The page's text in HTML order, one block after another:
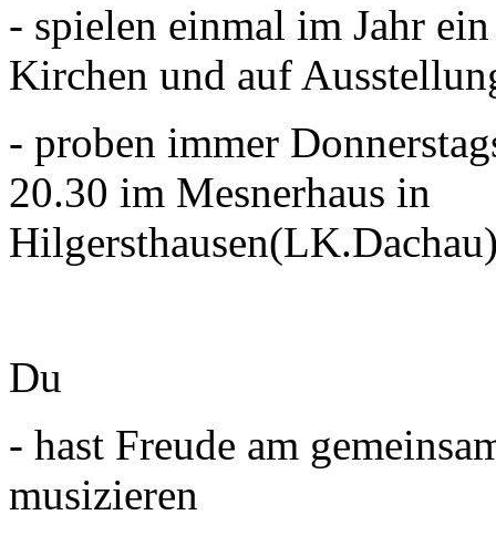
- spielen einmal im Jahr
Kirchen und auf
- proben immer
20.30 im Mesnerhaus in
Du
- hast Freude am
musizieren